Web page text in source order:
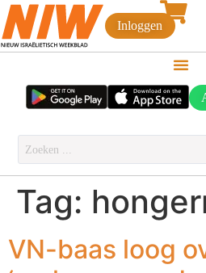
Inloggen
Tag:
VN-baas loog